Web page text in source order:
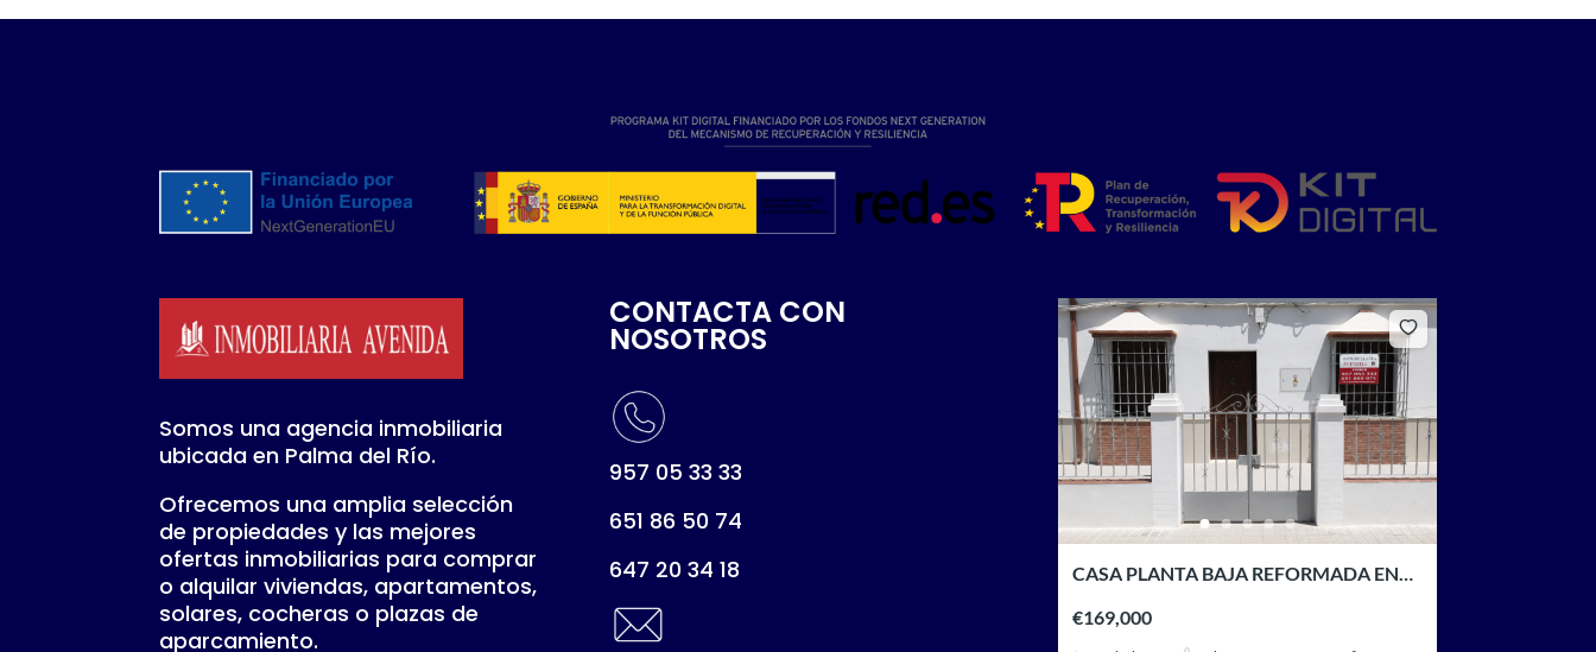
Somos una agencia inmobiliaria
ubicada en Palma del Río.
Ofrecemos una amplia selección
de propiedades y las mejores
ofertas inmobiliarias para comprar
o alquilar viviendas, apartamentos,
solares, cocheras o plazas de
aparcamiento.
CONTACTA CON
NOSOTROS
957 05 33 33
651 86 50 74
647 20 34 18
CASA PLANTA BAJA REFORMADA EN
€169,000